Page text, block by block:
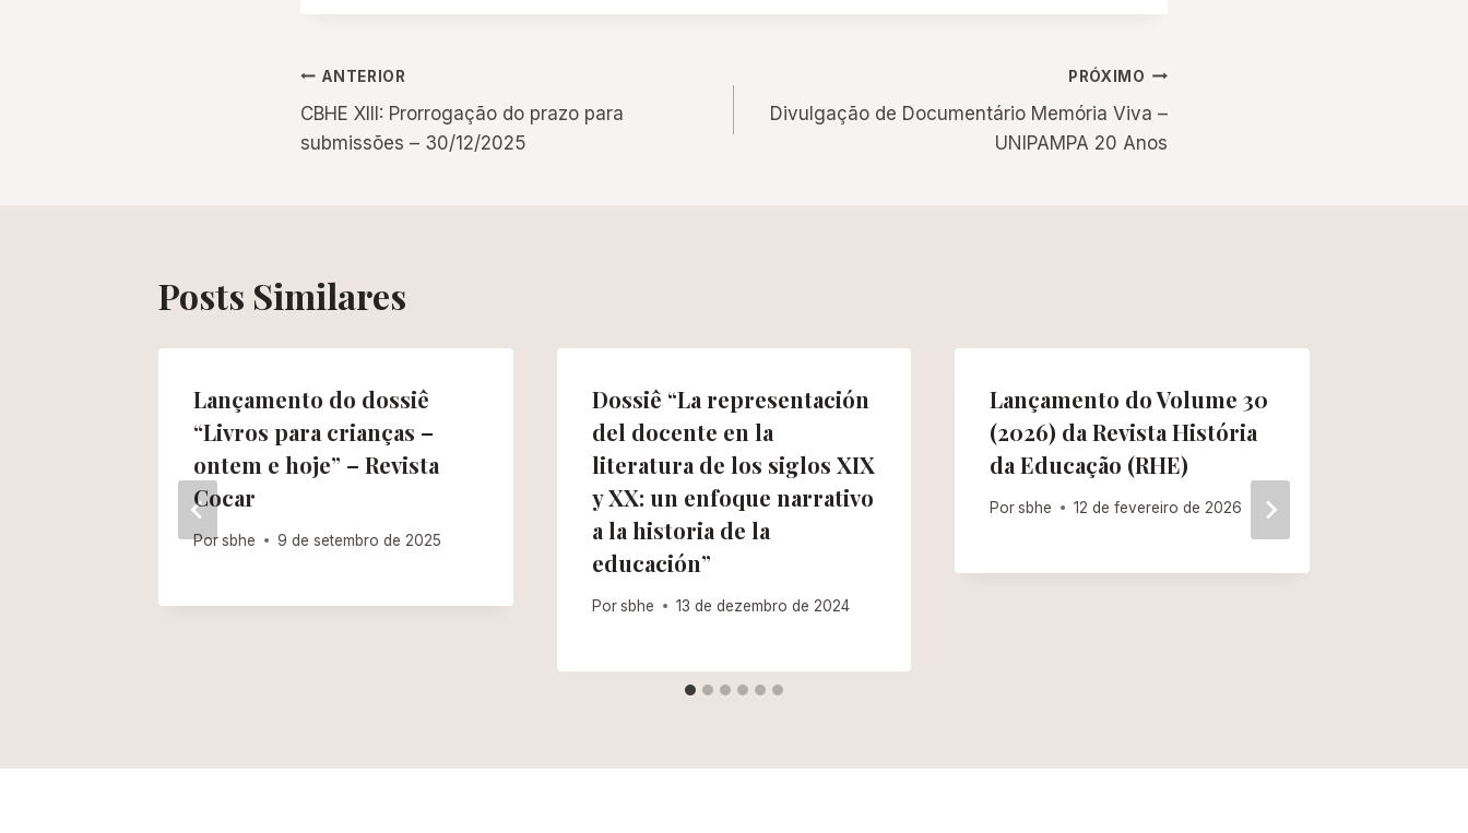
Navegação
de
ANTERIOR
CBHE XIII: Prorrogação do prazo para
submissões – 30/12/2025
PRÓXIMO
Divulgação de Documentário Memória Viva –
UNIPAMPA 20 Anos
Posts Similares
Lançamento do dossiê
“Livros para crianças –
ontem e hoje” – Revista
Cocar
Porsbhe 9 de setembro de 2025
Dossiê “La representación
del docente en la
literatura de los siglos XIX
y XX: un enfoque narrativo
a la historia de la
educación”
Por sbhe 13 de dezembro de 2024
Lançamento do Volume 30
(2026) da Revista História
da Educação (RHE)
Por sbhe 12 de fevereiro de 2026